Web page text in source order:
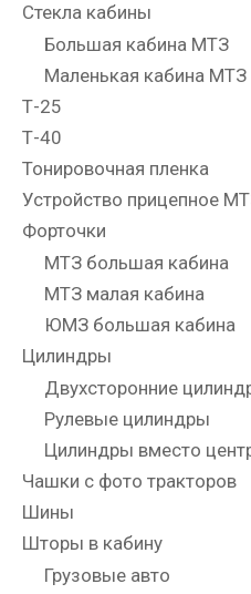
Стекла кабины
Большая кабина МТЗ
Маленькая кабина МТЗ
Т-25
Т-40
Тонировочная пленка
Устройство прицепное
Форточки
МТЗ большая кабина
МТЗ малая кабина
ЮМЗ большая кабина
Цилиндры
Двухсторонние
Рулевые цилиндры
Цилиндры вместо
Чашки с фото тракторов
Шины
Шторы в кабину
Грузовые авто